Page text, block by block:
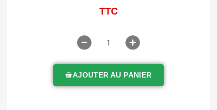
TTC
AJOUTER AU PANIER